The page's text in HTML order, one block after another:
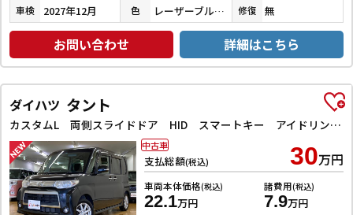
車検 2027年12月 色 レーザーブルークリスタルシャイン 修復 無
お問い合わせ 詳細はこちら
ダイハツ タント
カスタムL 両側スライドドア HID スマートキー アイドリングストップ 電動格納ミラー ベンチシート CVT 盗難防止システム ABS アルミホイール 衝突安全ボディ エアコン パワーステアリング
支払総額(税込) 30万円
車両本体価格(税込)
22.1万円
諸費用(税込)
7.9万円
中古車